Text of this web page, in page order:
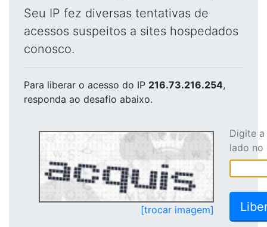
Seu IP fez diversas tentativas de
acessos suspeitos a sites hospedados
conosco.
Para liberar o acesso do IP 216.73.216.254,
responda ao desafio abaixo.
[trocar imagem]
Digite
lado no